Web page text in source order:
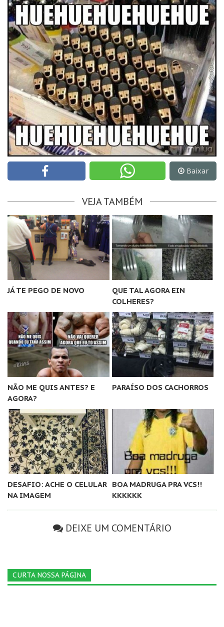
Baixar
VEJA TAMBÉM
JÁ TE PEGO DE NOVO
QUE TAL AGORA EIN
COLHERES?
NÃO ME QUIS ANTES? E
AGORA?
PARAÍSO DOS CACHORROS
DESAFIO: ACHE O CELULAR
NA IMAGEM
BOA MADRUGA PRA VCS!!
KKKKKK
DEIXE UM COMENTÁRIO
CURTA NOSSA PÁGINA